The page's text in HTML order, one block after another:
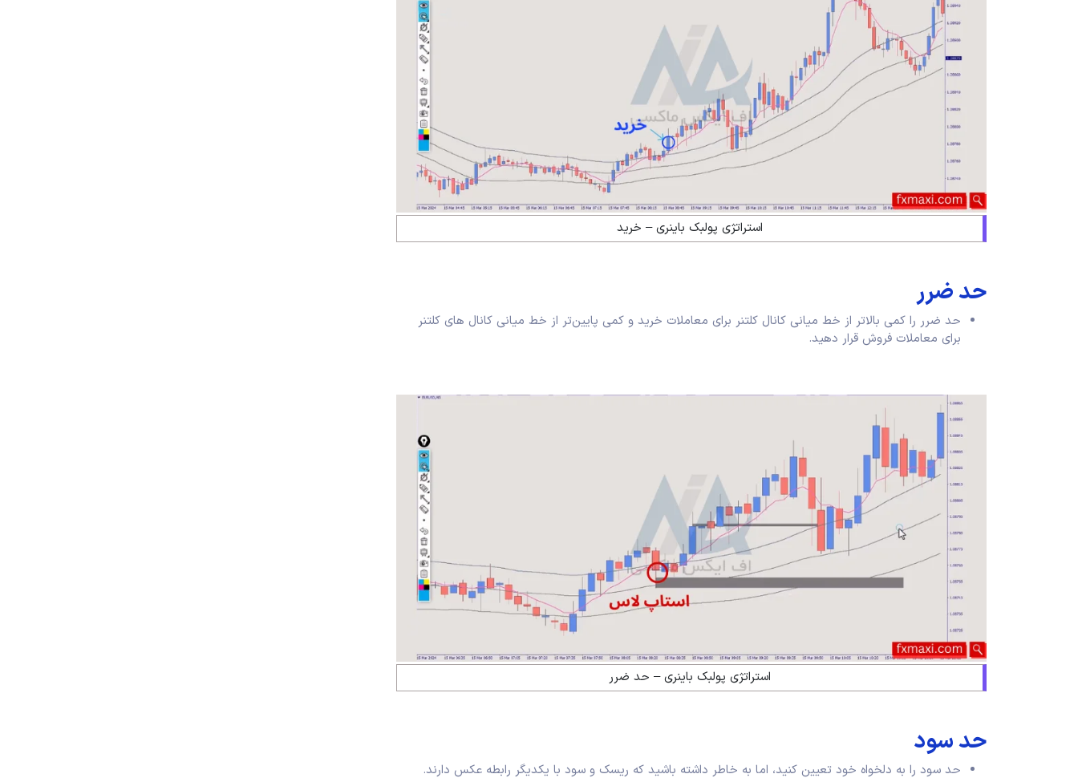
استراتژی پولبک باینری – خرید
حد ضرر
حد ضرر را کمی بالاتر از خط میانی کانال‌ کلتنر برای معاملات خرید و کمی پایین‌تر از خط میانی کانال‌ های کلتنر
برای معاملات فروش قرار دهید.
استراتژی پولبک باینری – حد ضرر
حد سود
حد سود را به دلخواه خود تعیین کنید، اما به خاطر داشته باشید که ریسک و سود با یکدیگر رابطه عکس دارند.